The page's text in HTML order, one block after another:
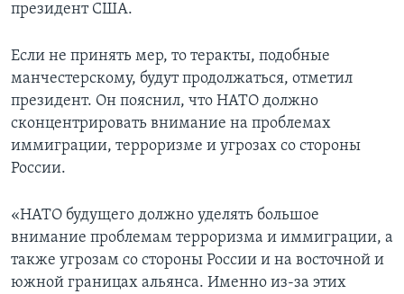
президент США.
Если не принять мер, то теракты, подобные
манчестерскому, будут продолжаться, отметил
президент. Он пояснил, что НАТО должно
сконцентрировать внимание на проблемах
иммиграции, терроризме и угрозах со стороны
России.
«НАТО будущего должно уделять большое
внимание проблемам терроризма и иммиграции, а
также угрозам со стороны России и на восточной и
южной границах альянса. Именно из-за этих